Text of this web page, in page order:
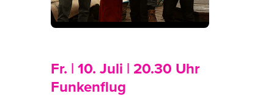
Fr. | 10. Juli | 20.30 Uhr
Funkenflug